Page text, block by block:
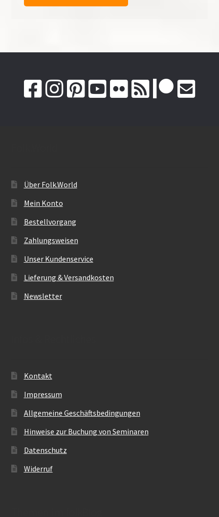
Über Folk.World
Mein Konto
Bestellvorgang
Zahlungsweisen
Unser Kundenservice
Lieferung & Versandkosten
Newsletter
Kontakt
Impressum
Allgemeine Geschäftsbedingungen
Hinweise zur Buchung von Seminaren
Datenschutz
Widerruf